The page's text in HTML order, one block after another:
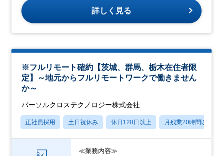
詳しく見る
※フルリモート確約【茨城、群馬、栃木在住者限
定】～地元からフルリモートワークで働きません
か～
パーソルクロステクノロジー株式会社
正社員採用 土日祝休み 休日120日以上 月残業20時間以内
≪業務内容≫